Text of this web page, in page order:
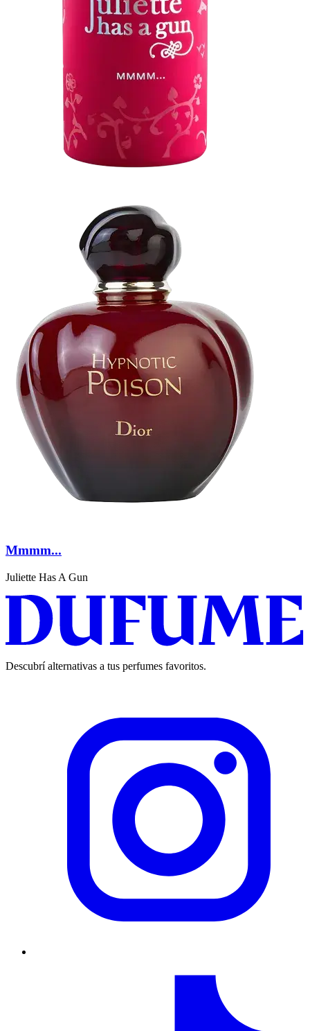
Mmmm...
Juliette Has A Gun
Descubrí alternativas a tus perfumes favoritos.